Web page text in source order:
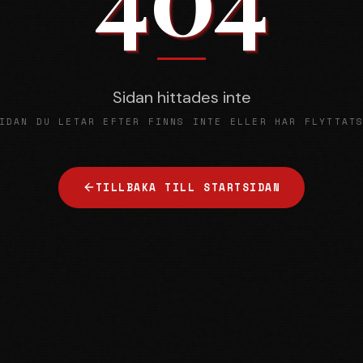
Sidan hittades inte
DU LETAR EFTER FINNS INTE ELLER HAR
TILLBAKA TILL STARTSIDAN